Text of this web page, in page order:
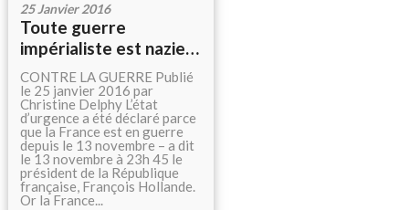
25 Janvier 2016
Toute guerre
impérialiste est nazie…
CONTRE LA GUERRE Publié
le 25 janvier 2016 par
Christine Delphy L’état
d’urgence a été déclaré parce
que la France est en guerre
depuis le 13 novembre – a dit
le 13 novembre à 23h 45 le
président de la République
française, François Hollande.
Or la France...